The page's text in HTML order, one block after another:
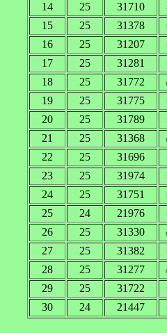
14
25 31710
15
25 31378
16
25 31207
17
25 31281
18
25 31772
19
25 31775
20
25 31789
21
25 31368
22
25 31696
23
25 31974
24
25 31751
25
24 21976
26
25 31330
27
25 31382
28
25 31277
29
25 31722
30
24 21447